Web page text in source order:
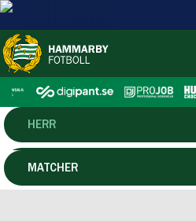
HERR
DAM
MATCHER